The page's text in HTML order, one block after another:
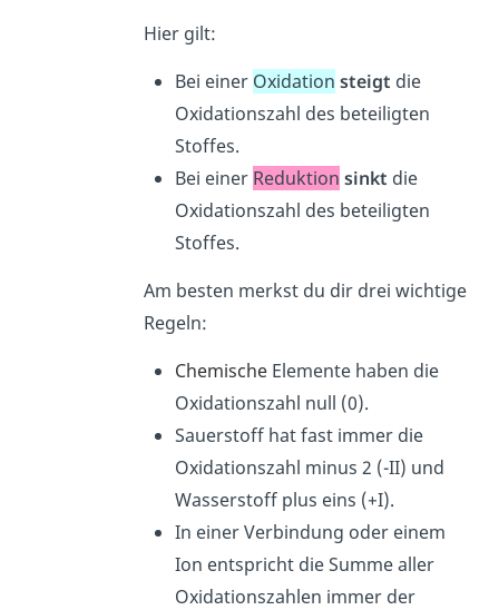
Hier gilt:
Bei einer Oxidation steigt die
Oxidationszahl des beteiligten
Stoffes.
Bei einer Reduktion sinkt die
Oxidationszahl des beteiligten
Stoffes.
Am besten merkst du dir drei wichtige
Regeln:
Chemische Elemente haben die
Oxidationszahl null (0).
Sauerstoff hat fast immer die
Oxidationszahl minus 2 (-II) und
Wasserstoff plus eins (+I).
In einer Verbindung oder einem
Ion entspricht die Summe aller
Oxidationszahlen immer der